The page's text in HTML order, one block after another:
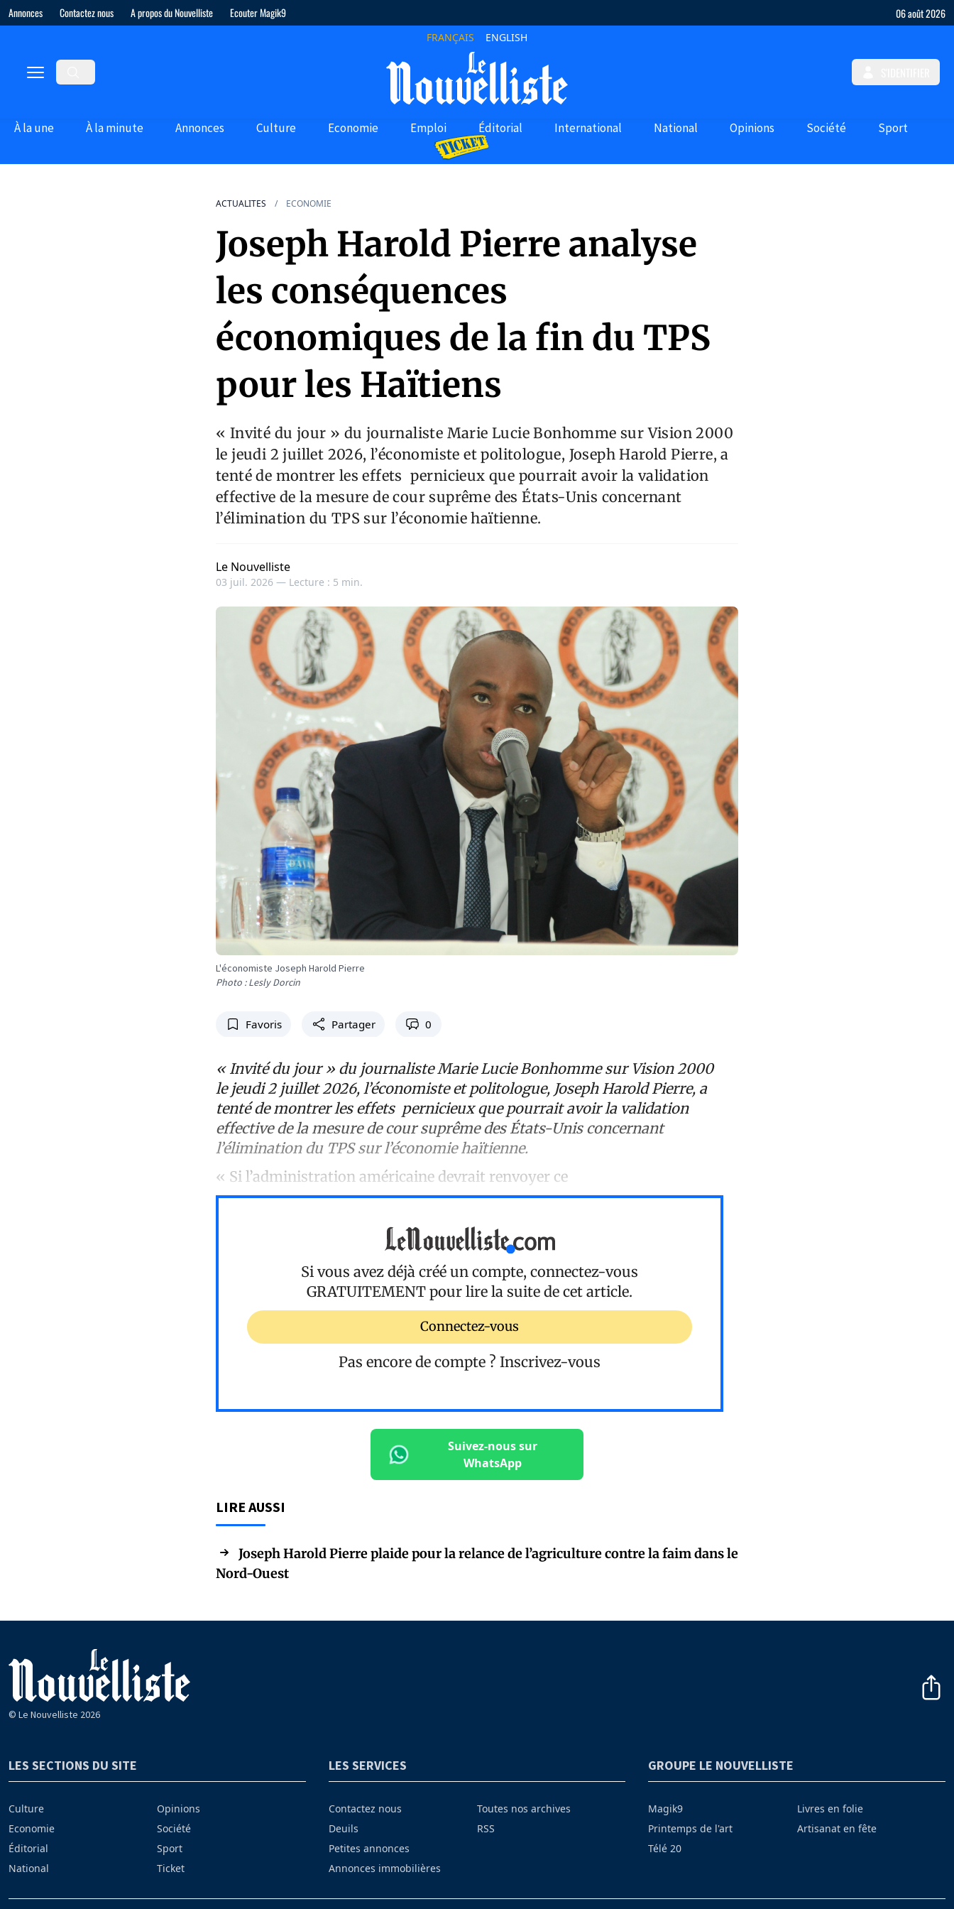
Annonces Contactez nous A propos du Nouvelliste Ecouter Magik9 06 août 2026
FRANÇAIS ENGLISH
À la une À la minute Annonces Culture Economie Emploi Éditorial International National Opinions Société Sport
ACTUALITES ECONOMIE
Joseph Harold Pierre analyse
les conséquences
économiques de la fin du TPS
pour les Haïtiens
« Invité du jour » du journaliste Marie Lucie Bonhomme sur Vision 2000
le jeudi 2 juillet 2026, l’économiste et politologue, Joseph Harold Pierre, a
tenté de montrer les effets pernicieux que pourrait avoir la validation
effective de la mesure de cour suprême des États-Unis concernant
l’élimination du TPS sur l’économie haïtienne.
Le Nouvelliste
03 juil. 2026 — Lecture : 5 min.
L'économiste Joseph Harold Pierre
Photo : Lesly Dorcin
Favoris Partager 0
« Invité du jour » du journaliste Marie Lucie Bonhomme sur Vision 2000
le jeudi 2 juillet 2026, l’économiste et politologue, Joseph Harold Pierre, a
tenté de montrer les effets pernicieux que pourrait avoir la validation
effective de la mesure de cour suprême des États-Unis concernant
l’élimination du TPS sur l’économie haïtienne.
« Si l’administration américaine devrait renvoyer ce
Si vous avez déjà créé un compte, connectez-vous
GRATUITEMENT pour lire la suite de cet article.
Connectez-vous
Pas encore de compte ? Inscrivez-vous
Suivez-nous sur
WhatsApp
LIRE AUSSI
Joseph Harold Pierre plaide pour la relance de l’agriculture contre la faim dans le
Nord-Ouest
© Le Nouvelliste 2026
LES SECTIONS DU SITE
Culture
Economie
Éditorial
National
Opinions
Société
Sport
Ticket
LES SERVICES
Contactez nous
Deuils
Petites annonces
Annonces immobilières
Toutes nos archives
RSS
GROUPE LE NOUVELLISTE
Magik9
Printemps de l'art
Télé 20
Livres en folie
Artisanat en fête